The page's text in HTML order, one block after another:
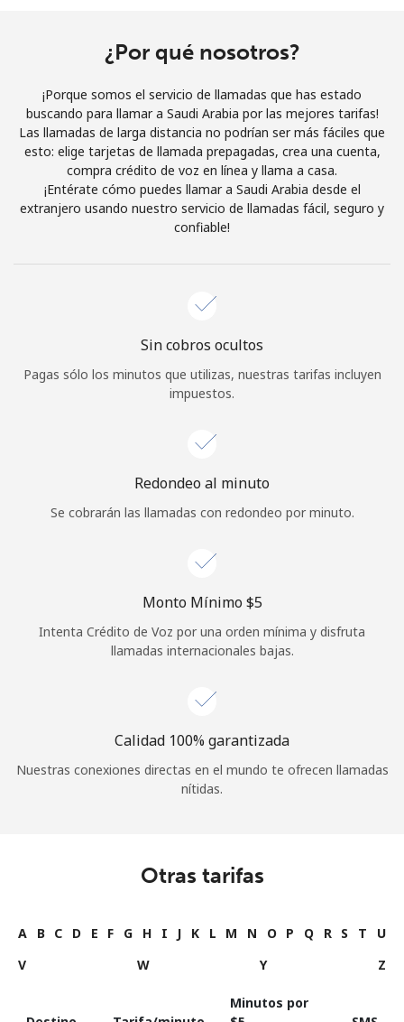
Términos y condiciones.
Únete
¡Hola!
¿Olvidaste tu contraseña? →
Iniciar Sesión
¿Por qué nosotros?
¡Porque somos el servicio de llamadas que has estado
buscando para llamar a Saudi Arabia por las mejores tarifas!
Las llamadas de larga distancia no podrían ser más fáciles que
esto: elige tarjetas de llamada prepagadas, crea una cuenta,
compra crédito de voz en línea y llama a casa.
¡Entérate cómo puedes llamar a Saudi Arabia desde el
extranjero usando nuestro servicio de llamadas fácil, seguro y
confiable!
Sin cobros ocultos
Pagas sólo los minutos que utilizas, nuestras tarifas incluyen
impuestos.
Redondeo al minuto
Se cobrarán las llamadas con redondeo por minuto.
Monto Mínimo ⁦$5⁩
Intenta Crédito de Voz por una orden mínima y disfruta
llamadas internacionales bajas.
Calidad 100% garantizada
Nuestras conexiones directas en el mundo te ofrecen llamadas
nítidas.
Otras tarifas
A B C D E F G H I J K L M N O P Q R S T
U
V
W Y Z
Minutos por